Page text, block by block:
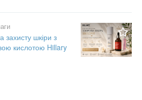
захисту шкіри з
кислотою Hillary